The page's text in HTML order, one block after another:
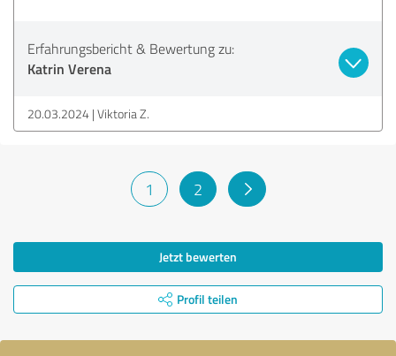
Erfahrungsbericht & Bewertung zu:
Katrin Verena
20.03.2024 Viktoria Z.
1 2
Jetzt bewerten
Profil teilen